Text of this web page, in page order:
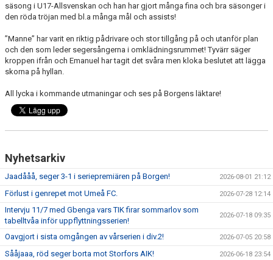
säsong i U17-Allsvenskan och han har gjort många fina och bra säsonger i
den röda tröjan med bl.a många mål och assists!
”Manne” har varit en riktig pådrivare och stor tillgång på och utanför plan
och den som leder segersångerna i omklädningsrummet! Tyvärr säger
kroppen ifrån och Emanuel har tagit det svåra men kloka beslutet att lägga
skorna på hyllan.
All lycka i kommande utmaningar och ses på Borgens läktare!
Nyhetsarkiv
Jaadååå, seger 3-1 i seriepremiären på Borgen! 2026-08-01 21:12
Förlust i genrepet mot Umeå FC. 2026-07-28 12:14
Intervju 11/7 med Gbenga vars TIK firar sommarlov som
tabelltvåa inför uppflyttningsserien!
2026-07-18 09:35
Oavgjort i sista omgången av vårserien i div.2! 2026-07-05 20:58
Sååjaaa, röd seger borta mot Storfors AIK! 2026-06-18 23:54